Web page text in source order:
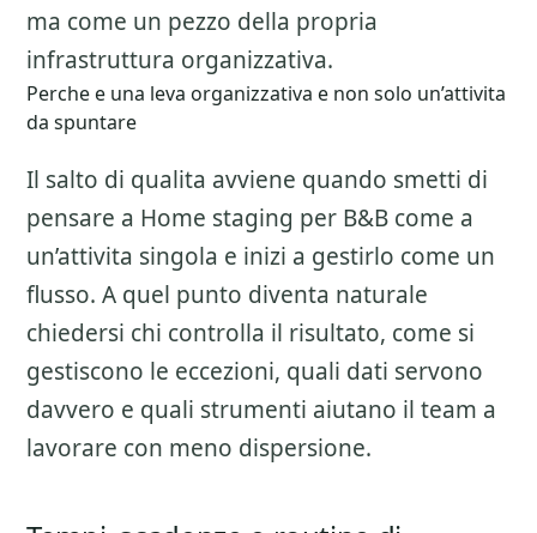
ma come un pezzo della propria
infrastruttura organizzativa.
Perche e una leva organizzativa e non solo un’attivita
da spuntare
Il salto di qualita avviene quando smetti di
pensare a Home staging per B&B come a
un’attivita singola e inizi a gestirlo come un
flusso. A quel punto diventa naturale
chiedersi chi controlla il risultato, come si
gestiscono le eccezioni, quali dati servono
davvero e quali strumenti aiutano il team a
lavorare con meno dispersione.